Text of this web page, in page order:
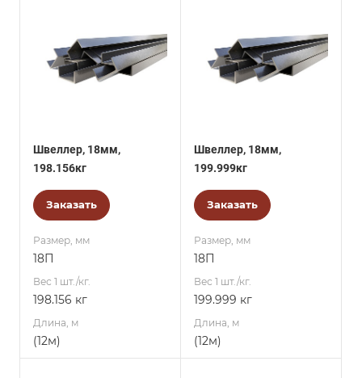
Швеллер, 18мм,
198.156кг
Заказать
Размер, мм
18П
Вес 1 шт./кг.
198.156 кг
Длина, м
(12м)
Швеллер, 18мм,
199.999кг
Заказать
Размер, мм
18П
Вес 1 шт./кг.
199.999 кг
Длина, м
(12м)